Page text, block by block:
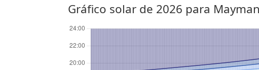
Gráfico solar de 2026 para